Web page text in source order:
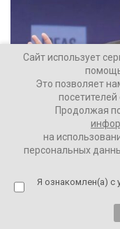
Только с кем же
вопрос…
Сайт использует
Это позволяет
посетителей
Продолжая
на
персональных
Я ознакомлен(а) с